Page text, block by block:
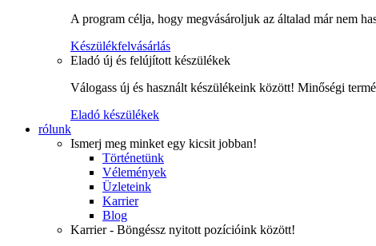
A program célja, hogy megvásároljuk az általad már nem
Készülékfelvásárlás
Eladó új és felújított készülékek
Válogass új és használt készülékeink között! Minőségi
Eladó készülékek
rólunk
Ismerj meg minket egy kicsit jobban!
Történetünk
Vélemények
Üzleteink
Karrier
Blog
Karrier - Böngéssz nyitott pozícióink között!